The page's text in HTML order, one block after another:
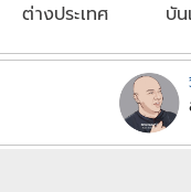
ต่างประเทศ บั